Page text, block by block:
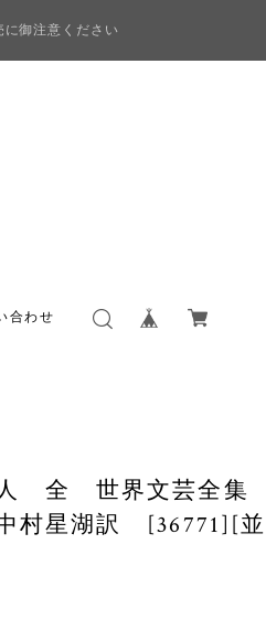
御注意ください
合わせ
人 全 世界文芸全
村星湖訳 [36771][